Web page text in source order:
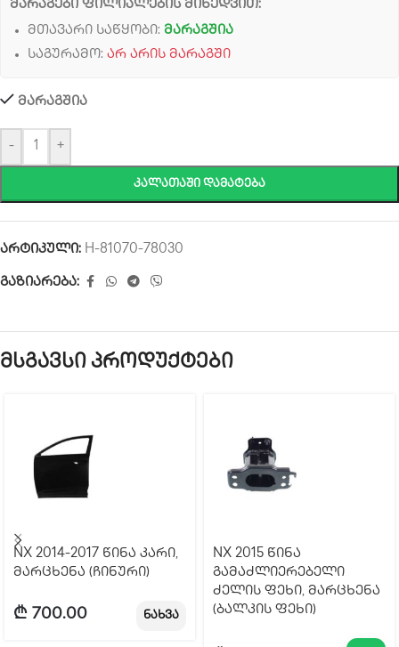
მარაგები ფილიალების მიხედვით:
მთავარი საწყობი: მარაგშია
საგურამო: არ არის მარაგში
მარაგშია
- +
ᲙᲐᲚᲐᲗᲐᲨᲘ ᲓᲐᲛᲐᲢᲔᲑᲐ
არტიკული: H-81070-78030
გაზიარება:
მსგავსი პროდუქტები
NX 2014-2017 წინა კარი,
მარცხენა (ჩინური)
₾ 700.00 ნახვა
NX 2015 წინა
გამაძლიერებელი
ძელის ფეხი, მარცხენა
(ბალკის ფეხი)